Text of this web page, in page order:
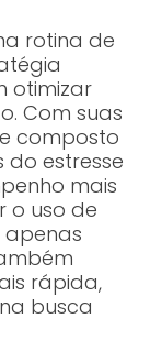
rotina de
otimizar
Com suas
composto
estresse
mais
o uso de
apenas
rápida,
busca